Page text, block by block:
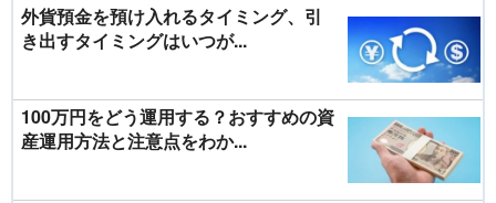
外貨預金を預け入れるタイミング、引
き出すタイミングはいつが...
100万円をどう運用する？おすすめの資
産運用方法と注意点をわか...